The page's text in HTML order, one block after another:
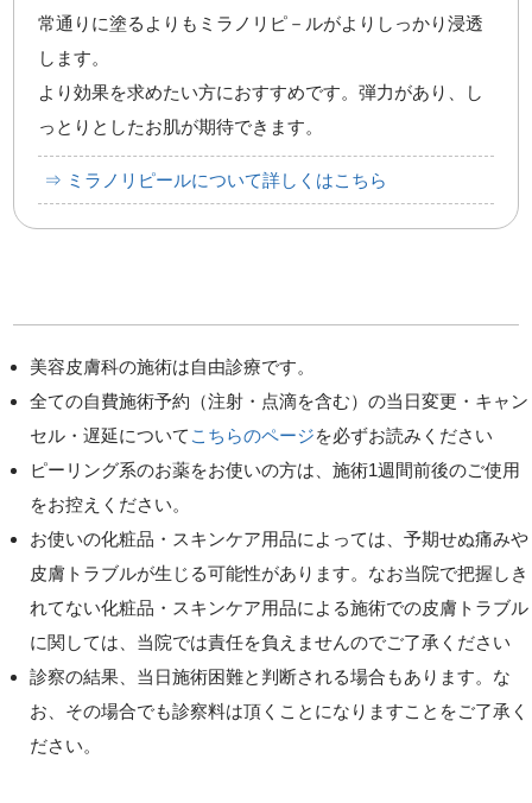
常通りに塗るよりもミラノリピ－ルがよりしっかり浸透
します。
より効果を求めたい方におすすめです。弾力があり、し
っとりとしたお肌が期待できます。
⇒ ミラノリピールについて詳しくはこちら
美容皮膚科の施術は自由診療です。
全ての自費施術予約（注射・点滴を含む）の当日変更・キャン
セル・遅延について こちらのページを必ずお読みください
ピーリング系のお薬をお使いの方は、施術1週間前後のご使用
をお控えください。
お使いの化粧品・スキンケア用品によっては、予期せぬ痛みや
皮膚トラブルが生じる可能性があります。なお当院で把握しき
れてない化粧品・スキンケア用品による施術での皮膚トラブル
に関しては、当院では責任を負えませんのでご了承ください
診察の結果、当日施術困難と判断される場合もあります。な
お、その場合でも診察料は頂くことになりますことをご了承く
ださい。